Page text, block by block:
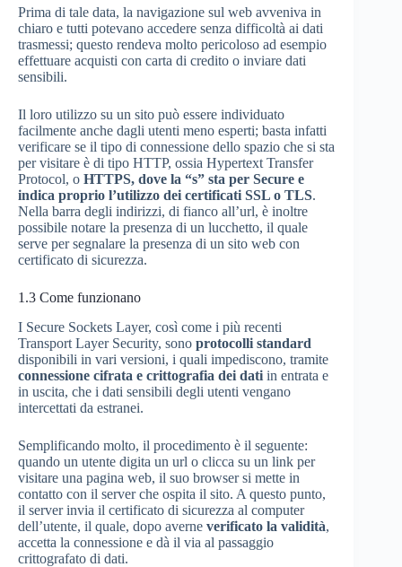
Prima di tale data, la navigazione sul web avveniva in
chiaro e tutti potevano accedere senza difficoltà ai dati
trasmessi; questo rendeva molto pericoloso ad esempio
effettuare acquisti con carta di credito o inviare dati
sensibili.
Il loro utilizzo su un sito può essere individuato
facilmente anche dagli utenti meno esperti; basta infatti
verificare se il tipo di connessione dello spazio che si sta
per visitare è di tipo HTTP, ossia Hypertext Transfer
Protocol, o HTTPS, dove la “s” sta per Secure e
indica proprio l’utilizzo dei certificati SSL o TLS.
Nella barra degli indirizzi, di fianco all’url, è inoltre
possibile notare la presenza di un lucchetto, il quale
serve per segnalare la presenza di un sito web con
certificato di sicurezza.
1.3 Come funzionano
I Secure Sockets Layer, così come i più recenti
Transport Layer Security, sono protocolli standard
disponibili in vari versioni, i quali impediscono, tramite
connessione cifrata e crittografia dei dati in entrata e
in uscita, che i dati sensibili degli utenti vengano
intercettati da estranei.
Semplificando molto, il procedimento è il seguente:
quando un utente digita un url o clicca su un link per
visitare una pagina web, il suo browser si mette in
contatto con il server che ospita il sito. A questo punto,
il server invia il certificato di sicurezza al computer
dell’utente, il quale, dopo averne verificato la validità,
accetta la connessione e dà il via al passaggio
crittografato di dati.